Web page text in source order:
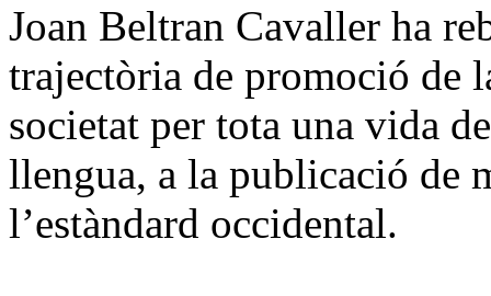
Joan Beltran Cavaller ha
trajectòria de promoció de
societat per tota una vida
llengua, a la publicació de
l’estàndard occidental.